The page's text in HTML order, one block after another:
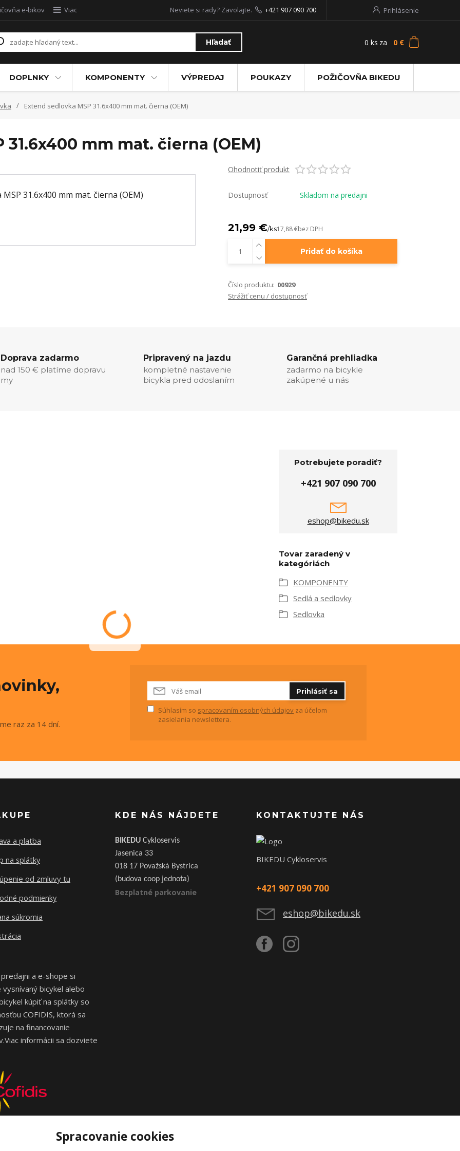
e-bikov Viac Prihlásenie
Hľadať
Neviete si rady? Zavolajte. +421 907 090 700
0 ks za 0 €
DOPLNKY KOMPONENTY VÝPREDAJ POUKAZY POŽIČOVŇA BIKEDU
Extend sedlovka MSP 31.6x400 mm mat. čierna (OEM)
31.6x400 mm mat. čierna (OEM)
Ohodnotiť produkt
Dostupnosť Skladom na predajni
21,99 €/ks17,88 €bez DPH
Pridať do košíka
Číslo produktu: 00929
Strážiť cenu / dostupnosť
Doprava zadarmo
nad 150 € platíme dopravu
my
Pripravený na jazdu
kompletné nastavenie
bicykla pred odoslaním
Garančná prehliadka
zadarmo na bicykle
zakúpené u nás
Potrebujete poradiť?
+421 907 090 700
eshop@bikedu.sk
Tovar zaradený v
kategóriách
KOMPONENTY
Sedlá a sedlovky
Sedlovka
raz za 14 dní.
Prihlásiť sa
Súhlasím so spracovaním osobných údajov za účelom
zasielania newslettera.
a platba
na splátky
od zmluvy tu
podmienky
súkromia
a e-shope si
bicykel alebo
kúpiť na splátky so
COFIDIS, ktorá sa
na financovanie
informácii sa dozviete
KDE NÁS NÁJDETE
BIKEDU Cykloservis
Jasenica 33
018 17 Považská Bystrica
(budova coop jednota)
Bezplatné parkovanie
KONTAKTUJTE NÁS
BIKEDU Cykloservis
+421 907 090 700
eshop@bikedu.sk
Spracovanie cookies